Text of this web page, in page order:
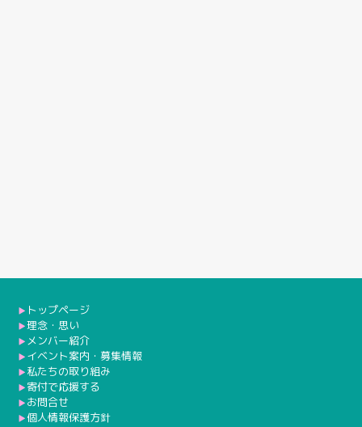
▶︎ トップページ
▶︎理念・思い
▶︎ メンバー紹介
▶︎ イベント案内・募集情報
▶︎ 私たちの取り組み
▶︎ 寄付で応援する
▶︎ お問合せ
▶︎ 個人情報保護方針